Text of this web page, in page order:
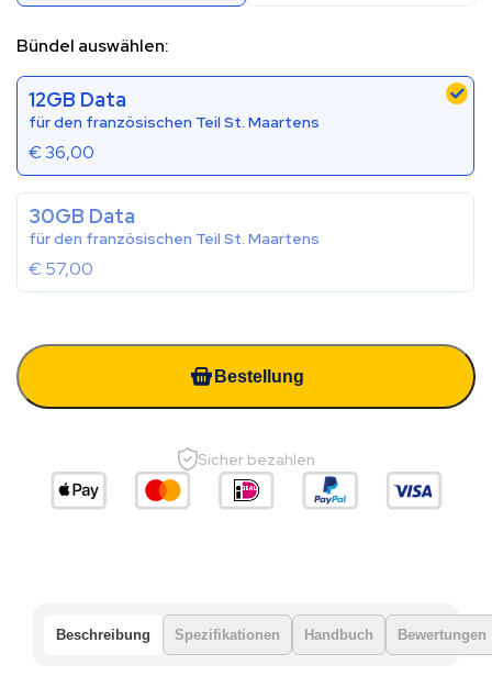
Bündel auswählen:
12GB Data
für den französischen Teil St. Maartens
€36,00
30GB Data
für den französischen Teil St. Maartens
€57,00
Bestellung
Sicher bezahlen
Beschreibung Spezifikationen Handbuch Bewertungen